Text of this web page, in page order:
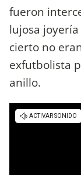
fueron
lujosa
cierto no
exfutbolista
anillo.